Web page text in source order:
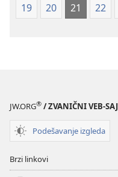
19
20 21 22
JW.ORG® / ZVANIČNI VEB-
Podešavanje izgleda
Brzi linkovi